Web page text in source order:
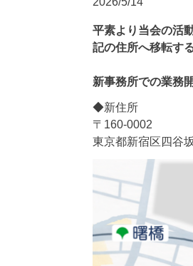
平素より当会の活
記の住所へ移転す
新事務所での業務
◆新住所
〒160-0002
東京都新宿区四谷